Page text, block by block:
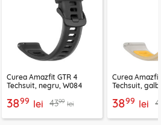
Curea Amazfit GTR 4
Techsuit, negru, W084
3899 lei 4399 lei
Curea
Techsuit,
3899 lei